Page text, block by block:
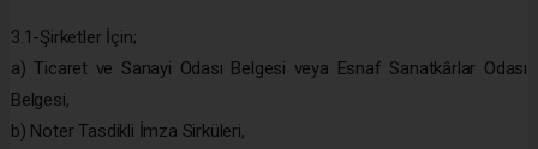
3.1-Şirketler İçin;
a) Ticaret ve Sanayi Odası Belgesi veya Esnaf Sanatkârlar Odası
Belgesi,
b) Noter Tasdikli İmza Sirküleri,